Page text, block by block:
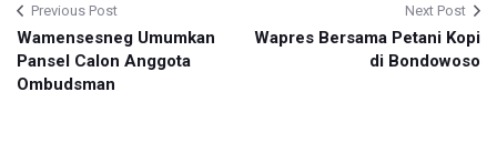
Previous Post
Wamensesneg Umumkan
Pansel Calon Anggota
Ombudsman
Next Post
Wapres Bersama Petani Kopi
di Bondowoso